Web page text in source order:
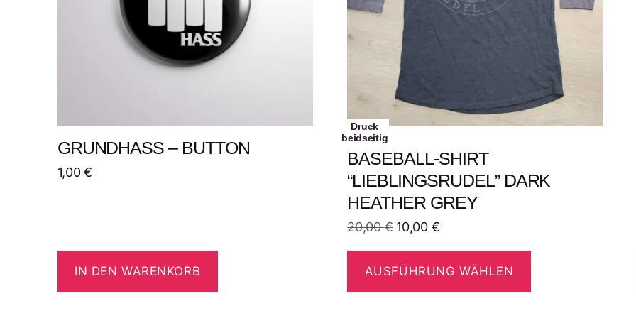
GRUNDHASS – BUTTON
1,00€
IN DEN WARENKORB
Druck
beidseitig
BASEBALL-SHIRT
“LIEBLINGSRUDEL” DARK
HEATHER GREY
20,00€ 10,00 €
AUSFÜHRUNG WÄHLEN